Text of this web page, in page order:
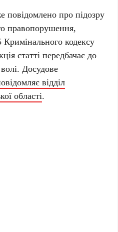
повідомлено про підозру
правопорушення,
Кримінального кодексу
статті передбачає до
Досудове
відділ
області.